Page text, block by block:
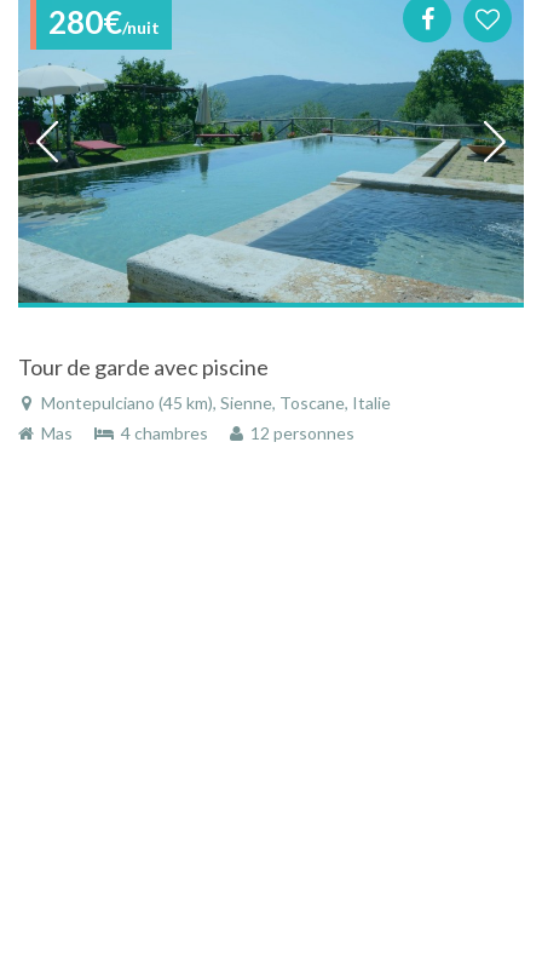
280€/nuit
Tour de garde avec piscine
Montepulciano (45 km), Sienne, Toscane, Italie
Mas
4 chambres 12 personnes